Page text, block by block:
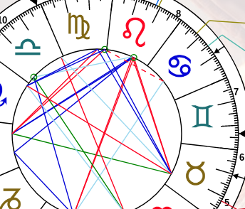
5
6
7
8